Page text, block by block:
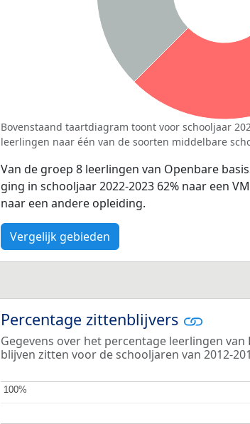
Bovenstaand taartdiagram toont voor schooljaar
leerlingen naar één van de soorten middelbare
Van de groep 8 leerlingen van Openbare
ging in schooljaar 2022-2023 62% naar een
naar een andere opleiding.
Vergelijk gebieden
Percentage zittenblijvers
Gegevens over het percentage leerlingen van
blijven zitten voor de schooljaren van 2012-
100%
100%